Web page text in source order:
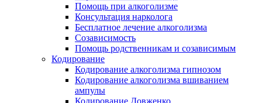
Помощь при алкоголизме
Консультация нарколога
Бесплатное лечение алкоголизма
Созависимость
Помощь родственникам и созависимым
Кодирование
Кодирование алкоголизма гипнозом
Кодирование алкоголизма вшиванием
ампулы
Кодирование Довженко